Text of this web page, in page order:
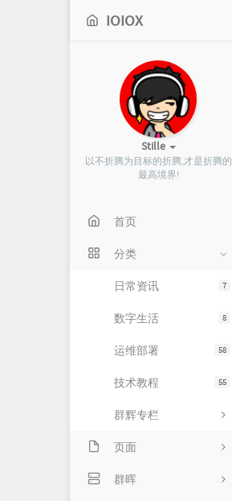
IOIOX
Stille
以不折腾为目标的折腾,才是折腾的
最高境界!
首页
分类
7
日常资讯
8
数字生活
58
运维部署
55
技术教程
群辉专栏
页面
留言板
群晖